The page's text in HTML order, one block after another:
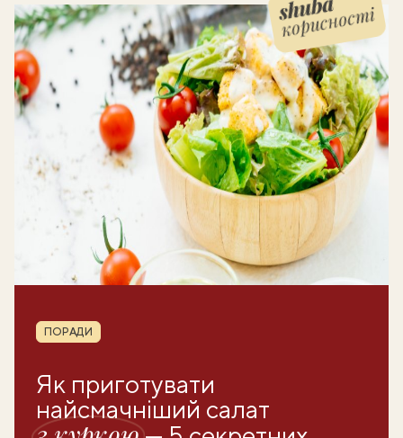
корисності
Shuba корисності
Рубрика
ПОРАДИ
Як приготувати
найсмачніший салат